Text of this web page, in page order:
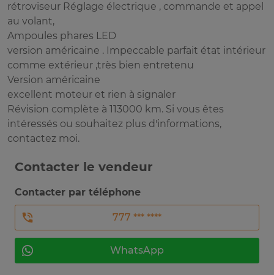
rétroviseur Réglage électrique , commande et appel
au volant,
Ampoules phares LED
version américaine . Impeccable parfait état intérieur
comme extérieur ,très bien entretenu
Version américaine
excellent moteur et rien à signaler
Révision complète à 113000 km. Si vous êtes
intéressés ou souhaitez plus d'informations,
contactez moi.
Contacter le vendeur
Contacter par téléphone
777 *** ****
WhatsApp